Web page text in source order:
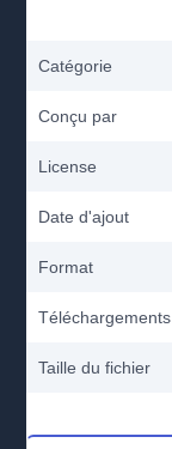
Catégorie
Conçu par
License
Date d'ajout
Format
Téléchargements
Taille du fichier